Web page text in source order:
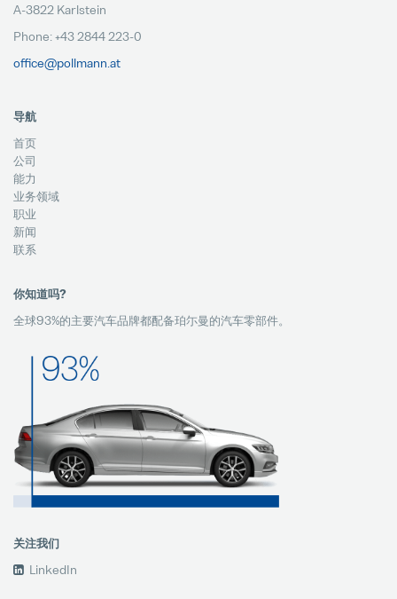
A-3822 Karlstein
Phone: +43 2844 223-0
office@pollmann.at
导航
首页
公司
能力
业务领域
职业
新闻
联系
你知道吗?
全球93%的主要汽车品牌都配备珀尓曼的汽车零部件。
关注我们
LinkedIn